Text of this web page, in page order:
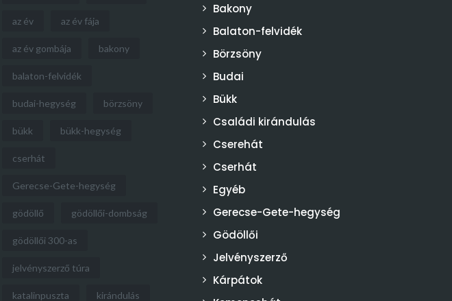
az év az év fája
az év gombája bakony
balaton-felvidék
budai-hegység börzsöny
bükk bükk-hegység
cserhát
Gerecse-Gete-hegység
gödöllő gödöllői-dombság
gödöllői 300-as
jelvényszerző túra
katalinpuszta kirándulás
Bakony
Balaton-felvidék
Börzsöny
Budai
Bükk
Családi kirándulás
Cserehát
Cserhát
Egyéb
Gerecse-Gete-hegység
Gödöllői
Jelvényszerző
Kárpátok